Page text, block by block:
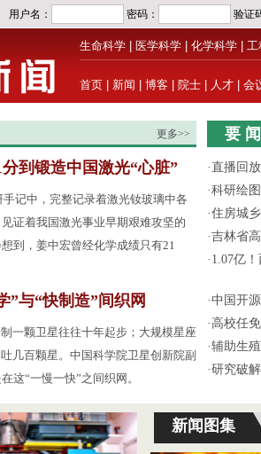
生命科学 医学科学 化学科学 工
首页 新闻 博客 院士 人才 会
更多>>
到锻造中国激光“心脏”
记中，完整记录着激光钕玻璃中各
证着我国激光事业早期艰难攻坚的
到，姜中宏曾经化学成绩只有21
”与“快制造”间织网
一颗卫星往往十年起步；大规模星座
几百颗星。中国科学院卫星创新院副
这“一慢一快”之间织网。
要 闻
·直播回
·科研绘
·住房城
·吉林省
· 1.07亿
·中国开
· 高校任
·辅助生
·研究破
新闻图集